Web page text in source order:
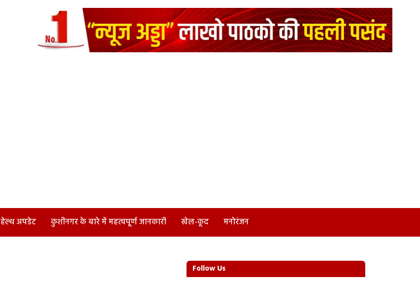
हेल्थ अपडेट कुशीनगर के बारे में महत्वपूर्ण जानकारी खेल-कूद मनोरंजन
Follow Us